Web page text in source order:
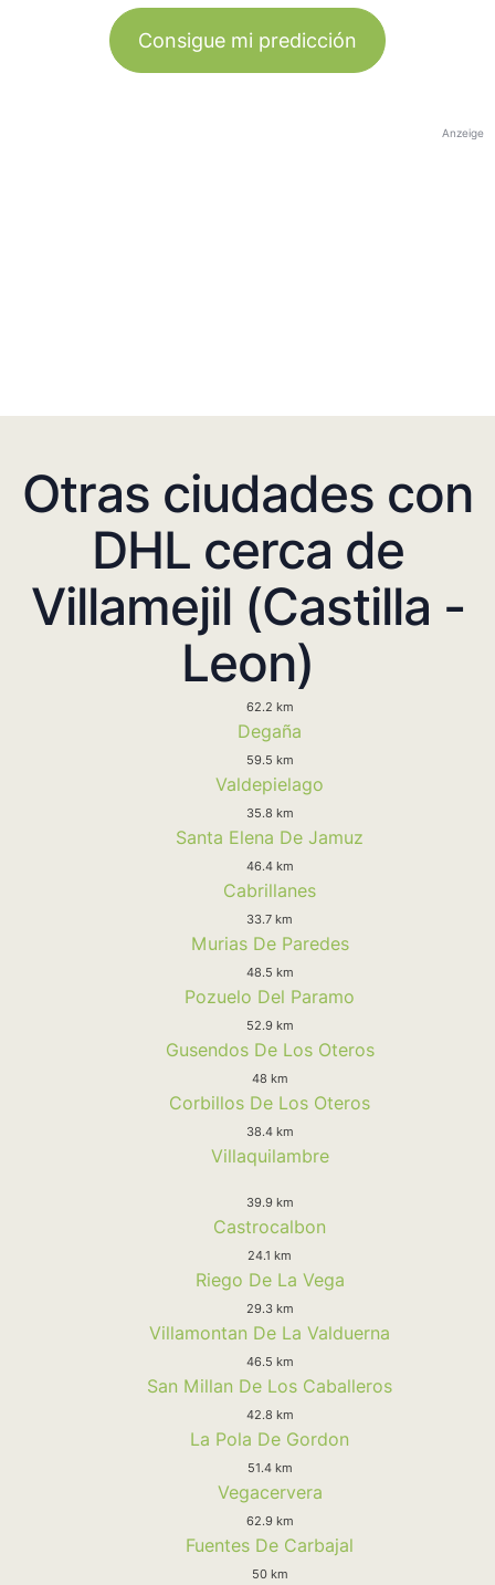
Consigue mi predicción
Anzeige
Otras ciudades con
DHL cerca de
Villamejil (Castilla -
Leon)
62.2 km
Degaña
59.5 km
Valdepielago
35.8 km
Santa Elena De Jamuz
46.4 km
Cabrillanes
33.7 km
Murias De Paredes
48.5 km
Pozuelo Del Paramo
52.9 km
Gusendos De Los Oteros
48 km
Corbillos De Los Oteros
38.4 km
Villaquilambre
39.9 km
Castrocalbon
24.1 km
Riego De La Vega
29.3 km
Villamontan De La Valduerna
46.5 km
San Millan De Los Caballeros
42.8 km
La Pola De Gordon
51.4 km
Vegacervera
62.9 km
Fuentes De Carbajal
50 km